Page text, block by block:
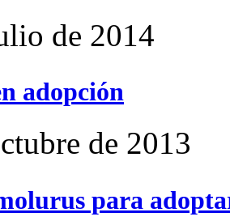
de 2014
adopción
de 2013
para